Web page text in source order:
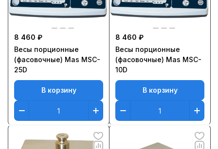
8 460 ₽
Весы порционные
(фасовочные) Mas MSC-
25D
В корзину
8 460 ₽
Весы порционные
(фасовочные) Mas MSC-
10D
В корзину